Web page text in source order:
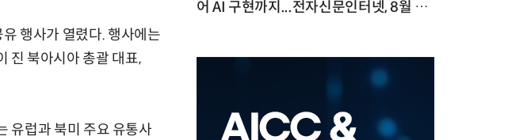
행사가 열렸다. 행사에는
진 북아시아 총괄 대표,
유럽과 북미 주요 유통사
어 AI 구현까지...전자신문인터넷, 8월 실